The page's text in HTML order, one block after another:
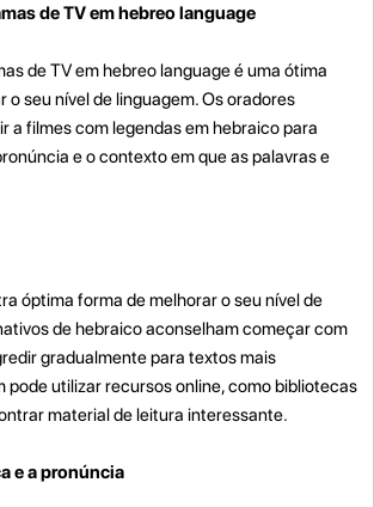
de TV em hebreo language
de TV em hebreo language é uma ótima
o seu nível de linguagem. Os oradores
a filmes com legendas em hebraico para
e o contexto em que as palavras e
óptima forma de melhorar o seu nível de
de hebraico aconselham começar com
gradualmente para textos mais
pode utilizar recursos online, como bibliotecas
material de leitura interessante.
e a pronúncia